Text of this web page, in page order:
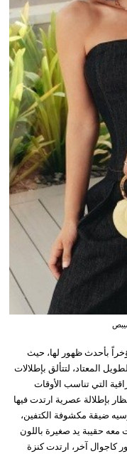
بأحدث ظهور لها، حيث
المعتاد، لتتألق بإطلالات
التي تناسب الأوقات
بإطلالة عصرية ارتدت فيها
ضيقة مكشوفة الكتفين،
حقيبة يد صغيرة باللون
كاجوال آخر، ارتدت كنزة